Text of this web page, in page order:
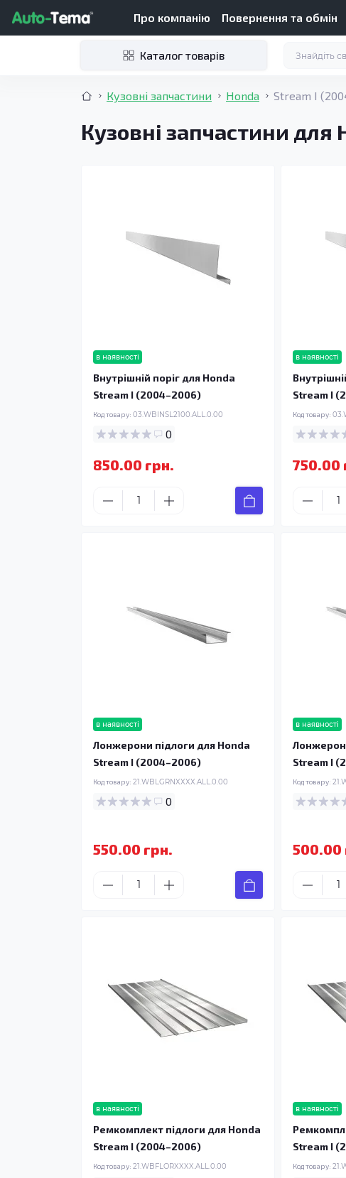
Про компанію Повернення та обмін
Каталог товарів
Кузовні запчастини Honda Stream I
Кузовні запчастини для
в наявності
Внутрішній поріг для Honda
Stream I (2004–2006)
Код товару: 03.WBINSL2100.ALL.0.00
0
850.00 грн.
в наявності
Stream I
Код товару:
750.00
в наявності
Лонжерони підлоги для Honda
Stream I (2004–2006)
Код товару: 21.WBLGRNXXXX.ALL.0.00
0
550.00 грн.
в наявності
Stream I
Код товару:
500.00
в наявності
Ремкомплект підлоги для Honda
Stream I (2004–2006)
Код товару: 21.WBFLORXXXX.ALL.0.00
в наявності
Stream I
Код товару: